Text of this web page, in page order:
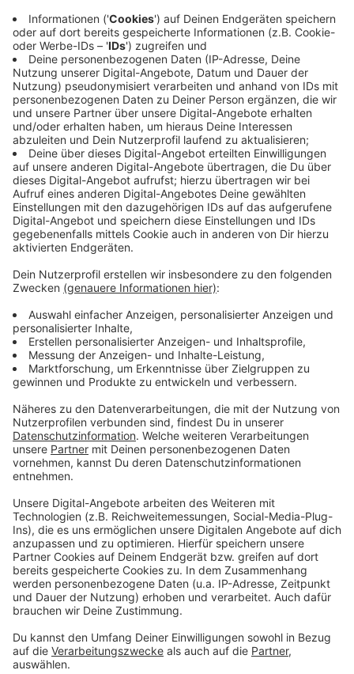
Anzeige
NRW-spezifische KI statt Standardlösung
Anzeige
Ein Schwerpunkt liegt auf der rechtssicheren Nutzung
der Anwendungen. Nach Angaben des Ministeriums
greifen die Assistenten auf die geltenden Regelungen
und Erlasse des Landes Nordrhein-Westfalen zurück.
Feller betonte dazu:
„Diese KI-Assistenten, die wir jetzt den Schulen
zur Verfügung stellen, haben wir selber kreiert im
Ministerium. Das heißt, sie nehmen Bezug auf
Rechtsnormen, auf Grundlagen, gerade auch
NRW-spezifisch.“
Die Ministerin verweist außerdem darauf, dass die
Anwendungen über eine geschützte Infrastruktur der
Länder bereitgestellt werden.
Anzeige
Unterstützung auch bei Digitalisierung und
Sprache
Anzeige
Die neuen Werkzeuge sollen nicht nur
Verwaltungsaufgaben erleichtern. Sie können nach